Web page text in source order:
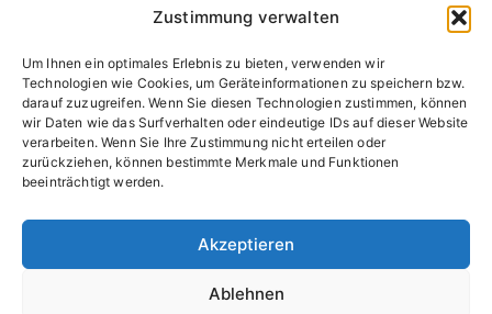
Zustimmung verwalten
Um Ihnen ein optimales Erlebnis zu bieten, verwenden wir
Technologien wie Cookies, um Geräteinformationen zu speichern bzw.
darauf zuzugreifen. Wenn Sie diesen Technologien zustimmen, können
wir Daten wie das Surfverhalten oder eindeutige IDs auf dieser Website
verarbeiten. Wenn Sie Ihre Zustimmung nicht erteilen oder
zurückziehen, können bestimmte Merkmale und Funktionen
beeinträchtigt werden.
Akzeptieren
Ablehnen
Domainvergabestelle.de